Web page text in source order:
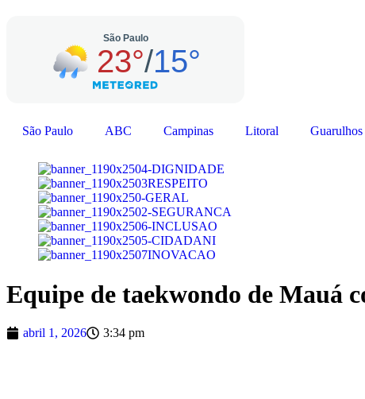
São Paulo ABC Campinas Litoral Guarulhos
Equipe de taekwondo de Mauá
abril 1, 2026 3:34 pm